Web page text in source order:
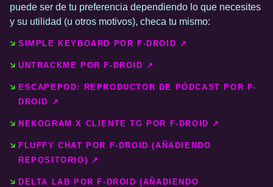
puede ser de tu preferencia dependiendo lo que necesites
y su utilidad (u otros motivos), checa tu mismo:
SIMPLE KEYBOARD POR F-DROID ↗️
UNTRACKME POR F-DROID ↗️
ESCAPEPOD: REPRODUCTOR DE PÓDCAST POR F-
DROID ↗️
NEKOGRAM X CLIENTE TG POR F-DROID ↗️
FLUFFY CHAT POR F-DROID (AÑADIENDO
REPOSITORIO) ↗️
DELTA LAB POR F-DROID (AÑADIENDO